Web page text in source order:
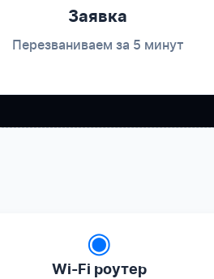
Заявка
Перезваниваем за 5 минут
◉
Wi-Fi роутер